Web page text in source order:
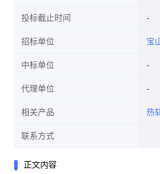
投标截止时间
招标单位 宝
中标单位
代理单位
相关产品 热
联系方式
正文内容